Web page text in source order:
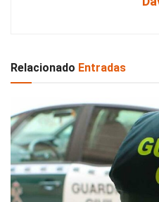
Relacionado Entradas